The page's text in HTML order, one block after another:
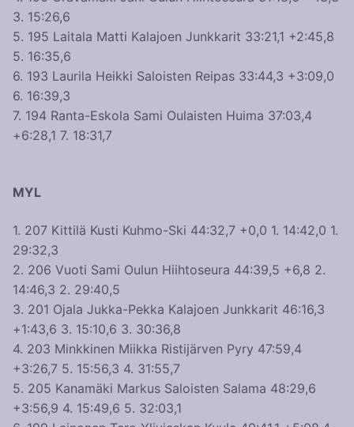
3. 15:26,6
5. 195 Laitala Matti Kalajoen Junkkarit 33:21,1 +2:45,8
5. 16:35,6
6. 193 Laurila Heikki Saloisten Reipas 33:44,3 +3:09,0
6. 16:39,3
7. 194 Ranta-Eskola Sami Oulaisten Huima 37:03,4
+6:28,1 7. 18:31,7
MYL
1. 207 Kittilä Kusti Kuhmo-Ski 44:32,7 +0,0 1. 14:42,0 1.
29:32,3
2. 206 Vuoti Sami Oulun Hiihtoseura 44:39,5 +6,8 2.
14:46,3 2. 29:40,5
3. 201 Ojala Jukka-Pekka Kalajoen Junkkarit 46:16,3
+1:43,6 3. 15:10,6 3. 30:36,8
4. 203 Minkkinen Miikka Ristijärven Pyry 47:59,4
+3:26,7 5. 15:56,3 4. 31:55,7
5. 205 Kanamäki Markus Saloisten Salama 48:29,6
+3:56,9 4. 15:49,6 5. 32:03,1